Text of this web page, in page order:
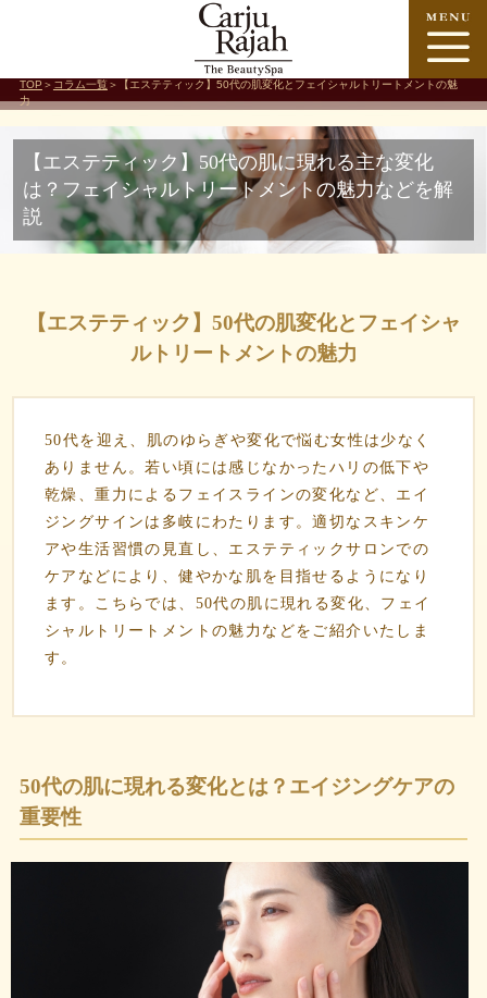
TOP ＞ コラム一覧 ＞【エステティック】50代の肌変化とフェイシャルトリートメントの魅
力
【エステティック】50代の肌に現れる主な変化
は？フェイシャルトリートメントの魅力などを解
説
【エステティック】50代の肌変化とフェイシャ
ルトリートメントの魅力
50代を迎え、肌のゆらぎや変化で悩む女性は少なく
ありません。若い頃には感じなかったハリの低下や
乾燥、重力によるフェイスラインの変化など、エイ
ジングサインは多岐にわたります。適切なスキンケ
アや生活習慣の見直し、エステティックサロンでの
ケアなどにより、健やかな肌を目指せるようになり
ます。こちらでは、50代の肌に現れる変化、フェイ
シャルトリートメントの魅力などをご紹介いたしま
す。
50代の肌に現れる変化とは？エイジングケアの
重要性